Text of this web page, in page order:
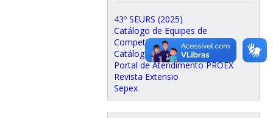
43º SEURS (2025)
Catálogo de Equipes de
Competição 2018-2019
Catálogo de Extensão 2023
Portal de Atendimento PROEX
Revista Extensio
Sepex